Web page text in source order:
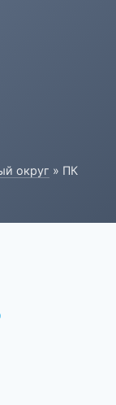
округ » ПК